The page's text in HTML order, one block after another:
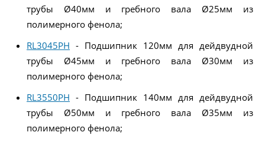
трубы Ø40мм и гребного вала Ø25мм из
полимерного фенола;
RL3045PH - Подшипник 120мм для дейдвудной
трубы Ø45мм и гребного вала Ø30мм из
полимерного фенола;
RL3550PH - Подшипник 140мм для дейдвудной
трубы Ø50мм и гребного вала Ø35мм из
полимерного фенола;